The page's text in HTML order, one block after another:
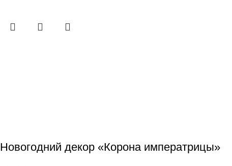
Новогодний декор «Корона императрицы»